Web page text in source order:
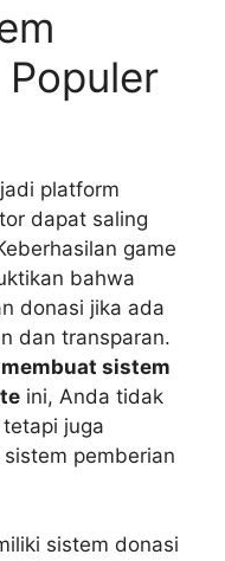
platform
dapat saling
game
bahwa
donasi jika ada
dan transparan.
sistem
ini, Anda tidak
tetapi juga
pemberian
sistem donasi